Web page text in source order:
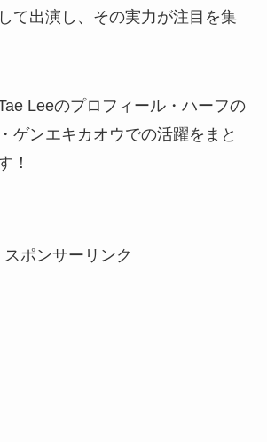
て出演し、その実力が注目を集
Leeのプロフィール・ハーフの
ゲンエキカオウでの活躍をまと
！
スポンサーリンク